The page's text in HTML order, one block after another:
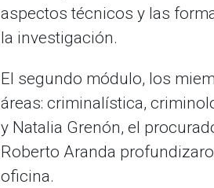
aspectos técnicos y las
la investigación.
El segundo módulo, los
áreas: criminalística,
y Natalia Grenón, el
Roberto Aranda
oficina.